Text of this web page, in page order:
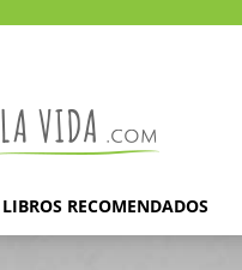
la
vida
LIBROS RECOMENDADOS